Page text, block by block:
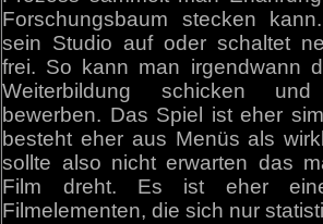
Forschungsbaum stecken
sein Studio auf oder schaltet
frei. So kann man irgendwann
Weiterbildung schicken
bewerben. Das Spiel ist eher
besteht eher aus Menüs als
sollte also nicht erwarten das
Film dreht. Es ist eher
Filmelementen, die sich nur